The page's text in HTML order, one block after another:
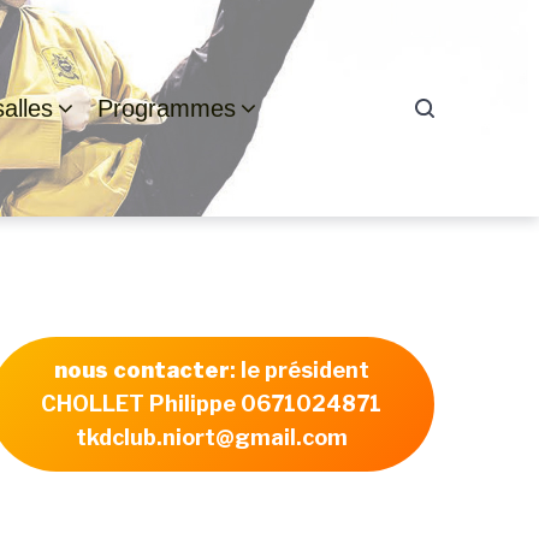
Programmes
nous contacter: le président
CHOLLET Philippe 0671024871
tkdclub.niort@gmail.com